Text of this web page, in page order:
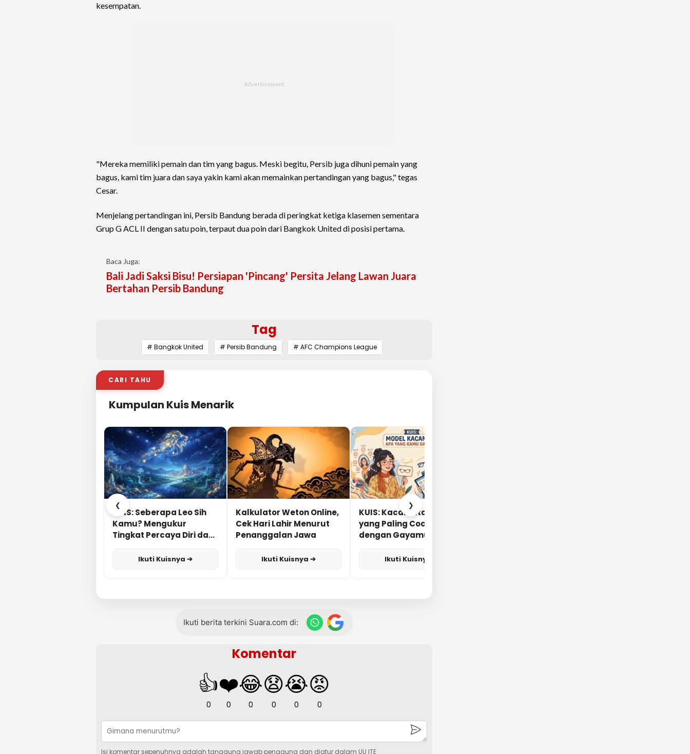
kesempatan.
"Mereka memiliki pemain dan tim yang bagus. Meski begitu, Persib juga dihuni pemain yang
bagus, kami tim juara dan saya yakin kami akan memainkan pertandingan yang bagus," tegas
Cesar.
Menjelang pertandingan ini, Persib Bandung berada di peringkat ketiga klasemen sementara
Grup G ACL II dengan satu poin, terpaut dua poin dari Bangkok United di posisi pertama.
Baca Juga:
Bali Jadi Saksi Bisu! Persiapan 'Pincang' Persita Jelang Lawan Juara
Bertahan Persib Bandung
Tag
# Bangkok United # Persib Bandung # AFC Champions League
CARI TAHU
Kumpulan Kuis Menarik
❮
KUIS: Seberapa Leo Sih
Kamu? Mengukur
Tingkat Percaya Diri dan
Ikuti Kuisnya ➔
Kalkulator Weton Online,
Cek Hari Lahir Menurut
Penanggalan Jawa
Ikuti Kuisnya ➔
KUIS: Kacamata Apa
yang Paling Cocok
dengan Gayamu?
Ikuti Kuisnya ➔
❯
Ikuti berita terkini Suara.com di:
Komentar
👍
0
❤️
0
😂
0
😧
0
😭
0
😡
0
Isi komentar sepenuhnya adalah tanggung jawab pengguna dan diatur dalam UU ITE